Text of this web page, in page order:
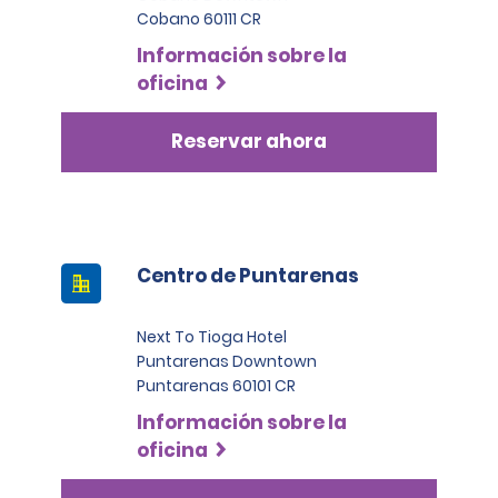
Además, para alquilar un SUV estándar o de categoría
superior, incluidos SUV grandes, SUV premium, SUV de
lujo, camionetas pickup, vanes o camiones
comerciales, los arrendatarios deben presentar al
menos dos tarjetas de crédito a su nombre. Una de
estas debe ser una Visa, MasterCard o American
Cobano 60111 CR
Información sobre la
oficina
Reservar ahora
Centro de Puntarenas
Next To Tioga Hotel
Puntarenas Downtown
Puntarenas 60101 CR
Información sobre la
oficina